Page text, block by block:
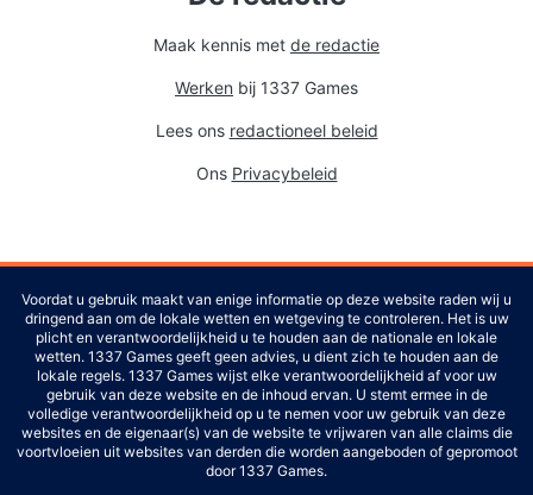
Maak kennis met de redactie
Werken bij 1337 Games
Lees ons redactioneel beleid
Ons Privacybeleid
Voordat u gebruik maakt van enige informatie op deze website raden wij u
dringend aan om de lokale wetten en wetgeving te controleren. Het is uw
plicht en verantwoordelijkheid u te houden aan de nationale en lokale
wetten. 1337 Games geeft geen advies, u dient zich te houden aan de
lokale regels. 1337 Games wijst elke verantwoordelijkheid af voor uw
gebruik van deze website en de inhoud ervan. U stemt ermee in de
volledige verantwoordelijkheid op u te nemen voor uw gebruik van deze
websites en de eigenaar(s) van de website te vrijwaren van alle claims die
voortvloeien uit websites van derden die worden aangeboden of gepromoot
door 1337 Games.